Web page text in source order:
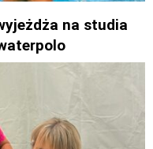
na studia